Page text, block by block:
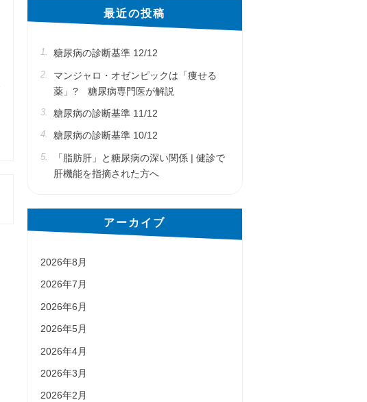
最近の投稿
糖尿病の診断基準 12/12
マンジャロ・オゼンピックは「痩せる
薬」? 糖尿病専門医が解説
糖尿病の診断基準 11/12
糖尿病の診断基準 10/12
「脂肪肝」と糖尿病の深い関係 | 健診で
肝機能を指摘された方へ
アーカイブ
2026年8月
2026年7月
2026年6月
2026年5月
2026年4月
2026年3月
2026年2月